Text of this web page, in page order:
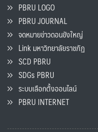
PBRU LOGO
PBRU JOURNAL
จดหมายข่าวดอนขังใหญ่
Link มหาวิทยาลัยราชภัฏ
SCD PBRU
SDGs PBRU
ระบบเลือกตั้งออนไลน์
PBRU INTERNET